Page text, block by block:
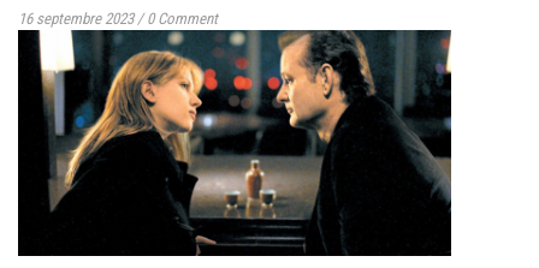
16 septembre 2023 / 0 Comment